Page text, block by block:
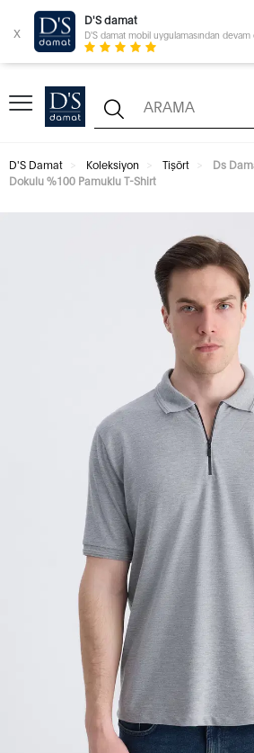
x
D'S damat
D'S damat mobil uygulamasından devam
D'S Damat Koleksiyon Tişört
Ds
Dokulu %100 Pamuklu T-Shirt